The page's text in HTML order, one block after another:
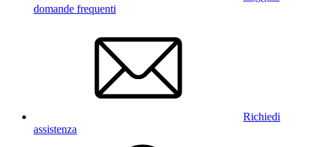
domande frequenti
Richiedi
assistenza